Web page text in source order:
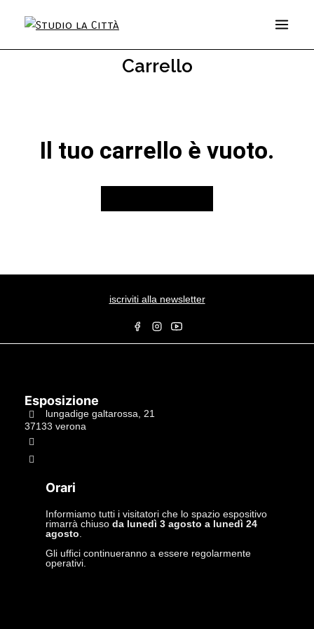
Carrello
Il tuo carrello è vuoto.
iscriviti alla newsletter
Esposizione
lungadige galtarossa, 21
37133 verona
Orari
Informiamo tutti i visitatori che lo spazio espositivo
rimarrà chiuso da lunedì 3 agosto a lunedì 24
agosto
Gli uffici continueranno a essere regolarmente
operativi.